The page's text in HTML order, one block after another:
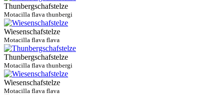
Thunbergschafstelze
Motacilla flava thunbergi
Wiesenschafstelze
Motacilla flava flava
Thunbergschafstelze
Motacilla flava thunbergi
Wiesenschafstelze
Motacilla flava flava